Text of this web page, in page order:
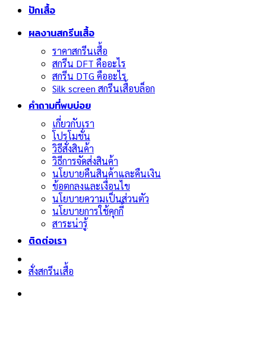
ปักเสื้อ
ผลงานสกรีนเสื้อ
ราคาสกรีนเสื้อ
สกรีน DFT คืออะไร
สกรีน DTG คืออะไร
Silk screen สกรีนเสื้อบล็อก
คำถามที่พบบ่อย
เกี่ยวกับเรา
โปรโมชั่น
วิธีสั่งสินค้า
วิธีการจัดส่งสินค้า
นโยบายคืนสินค้าและคืนเงิน
ข้อตกลงและเงื่อนไข
นโยบายความเป็นส่วนตัว
นโยบายการใช้คุกกี้
สาระน่ารู้
ติดต่อเรา
สั่งสกรีนเสื้อ